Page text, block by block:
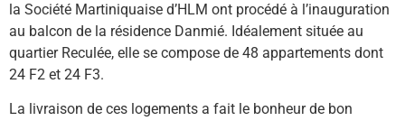
la Société Martiniquaise d’HLM ont procédé à l’inauguration
au balcon de la résidence Danmié. Idéalement située au
quartier Reculée, elle se compose de 48 appartements dont
24 F2 et 24 F3.
La livraison de ces logements a fait le bonheur de bon